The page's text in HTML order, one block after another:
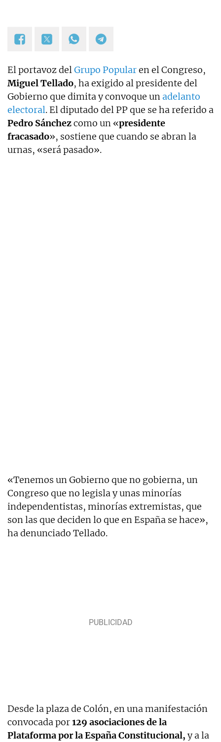
El portavoz delGrupo Popularen el Congreso,
MiguelTellado, ha exigido al presidente del
Gobierno que dimita y convoque un adelanto
electoral. El diputado del PP que se ha referido a
Pedro Sánchezcomo un «presidente
fracasado», sostiene que cuando se abran la
urnas, «será pasado».
«Tenemos un Gobierno que no gobierna, un
Congreso que no legisla y unas minorías
independentistas, minorías extremistas, que
son las que deciden lo que en España se hace»,
ha denunciado Tellado.
Desde la plaza de Colón, en una manifestación
convocada por129 asociaciones de la
Plataforma por la España Constitucional, y a la